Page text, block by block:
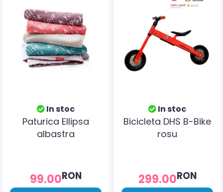
In stoc
Paturica Ellipsa
albastra
99.00RON
In stoc
Bicicleta DHS B-Bike
rosu
299.00RON